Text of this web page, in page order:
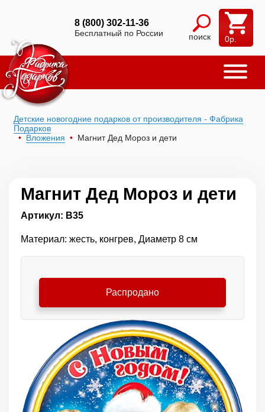
8 (800) 302-11-36
Бесплатный по России поиск 0р.
Детские новогодние подарков от производителя - Фабрика
Подарков
Вложения
Магнит Дед Мороз и дети
Магнит Дед Мороз и дети
Артикул: В35
Материал: жесть, конгрев, Диаметр 8 см
Распродано